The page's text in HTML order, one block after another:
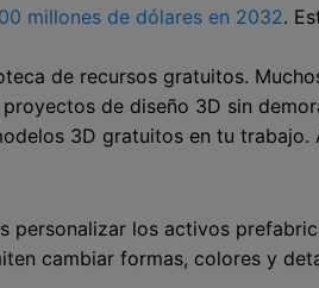
millones de dólares en 2032.
de recursos gratuitos.
de diseño 3D sin
3D gratuitos en tu
personalizar los activos
cambiar formas, colores y